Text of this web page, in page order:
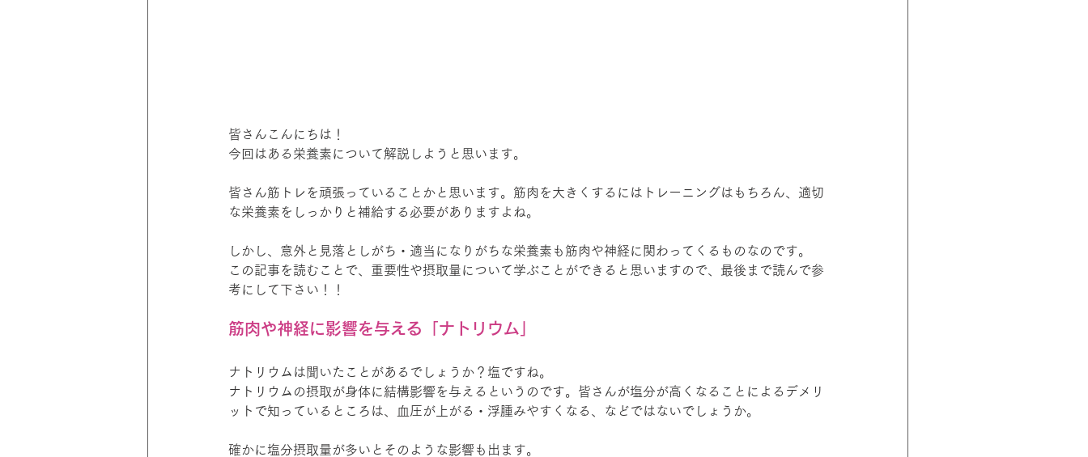
皆さんこんにちは！
今回はある栄養素について解説しようと思います。
皆さん筋トレを頑張っていることかと思います。筋肉を大きくするにはトレーニングはもちろん、適切
な栄養素をしっかりと補給する必要がありますよね。
しかし、意外と見落としがち・適当になりがちな栄養素も筋肉や神経に関わってくるものなのです。
この記事を読むことで、重要性や摂取量について学ぶことができると思いますので、最後まで読んで参
考にして下さい！！
筋肉や神経に影響を与える「ナトリウム」
ナトリウムは聞いたことがあるでしょうか？塩ですね。
ナトリウムの摂取が身体に結構影響を与えるというのです。皆さんが塩分が高くなることによるデメリ
ットで知っているところは、血圧が上がる・浮腫みやすくなる、などではないでしょうか。
確かに塩分摂取量が多いとそのような影響も出ます。